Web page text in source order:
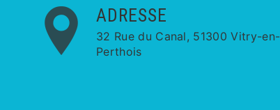
ADRESSE
32 Rue du Canal, 51300 Vitry-en-
Perthois